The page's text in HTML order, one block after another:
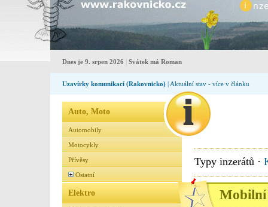
Dnes je 9. srpen 2026 Svátek má Roman
Uzavírky komunikací (Rakovnicko) | Aktuální stav - více v článku
Auto, Moto
Automobily
Motocykly
Přívěsy
Ostatní
Elektro
Typy inzerátů ·
Mobilní